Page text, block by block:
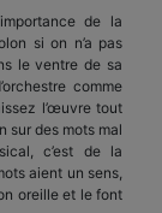
de la
si on n’a pas
le ventre de sa
comme
l’œuvre tout
sur des mots mal
c’est de la
aient un sens,
oreille et le font